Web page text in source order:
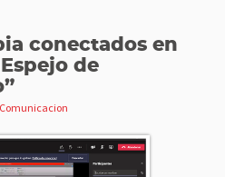
conectados en
de
Comunicacion